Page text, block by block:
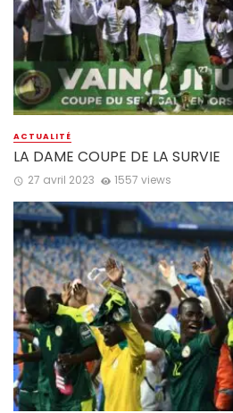
ACTUALITÉ
LA DAME COUPE DE LA SURVIE
27 avril 2023 1557 views